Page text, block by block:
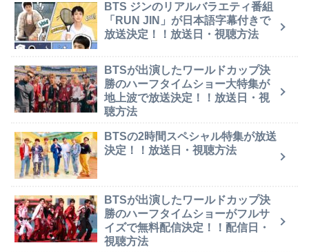
BTS ジンのリアルバラエティ番組
「RUN JIN」が日本語字幕付きで
放送決定！！放送日・視聴方法
BTSが出演したワールドカップ決
勝のハーフタイムショー大特集が
地上波で放送決定！！放送日・視
聴方法
BTSの2時間スペシャル特集が放送
決定！！放送日・視聴方法
BTSが出演したワールドカップ決
勝のハーフタイムショーがフルサ
イズで無料配信決定！！配信日・
視聴方法